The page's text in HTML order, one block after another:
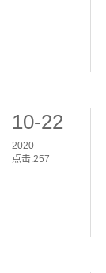
10-22
2020
点击:257